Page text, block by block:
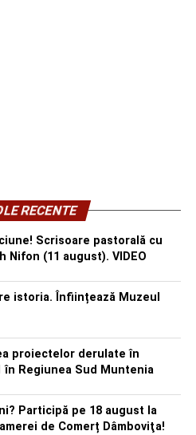
RECENTE
Scrisoare pastorală cu
(11 august). VIDEO
istoria. Înființează Muzeul
proiectelor derulate în
în Regiunea Sud Muntenia
Participă pe 18 august la
de Comerț Dâmboviţa!